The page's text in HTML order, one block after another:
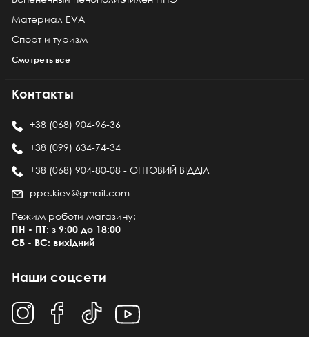
Материал EVA
Спорт и туризм
Смотреть все
Контакты
+38 (068) 904-96-36
+38 (099) 634-74-34
+38 (068) 904-80-08 - ОПТОВИЙ ВІДДІЛ
ppe.kiev@gmail.com
Режим роботи магазину:
ПН - ПТ: з 9:00 до 18:00
СБ - ВС: вихідний
Наши соцсети